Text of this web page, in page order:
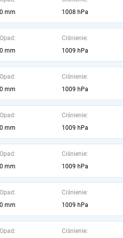
0 mm
1008 hPa
Opad:
0 mm
Ciśnienie:
1009 hPa
Opad:
0 mm
Ciśnienie:
1009 hPa
Opad:
0 mm
Ciśnienie:
1009 hPa
Opad:
0 mm
Ciśnienie:
1009 hPa
Opad:
0 mm
Ciśnienie:
1009 hPa
Opad:
Ciśnienie: